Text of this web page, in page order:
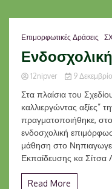
Επιμορφωτικές Δράσεις
12nipver 9
Στα πλαίσια του
καλλιεργώντας αξίες”
πραγματοποιήθηκε,
ενδοσχολική
μάθηση στο
Εκπαίδευσης κα Σίτσα
Read More